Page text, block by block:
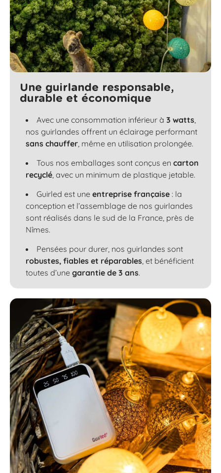
Une guirlande responsable,
durable et économique
Avec une consommation inférieur à 3 watts,
nos guirlandes offrent un éclairage performant
sans chauffer, même en utilisation prolongée.
Tous nos emballages sont conçus en carton
recyclé, avec un minimum de plastique jetable.
Guirled est une entreprise française : la
conception et l’assemblage de nos guirlandes
sont réalisés dans le sud de la France, près de
Nîmes.
Pensées pour durer, nos guirlandes sont
robustes, fiables et réparables, et bénéficient
toutes d’une garantie de 3 ans.